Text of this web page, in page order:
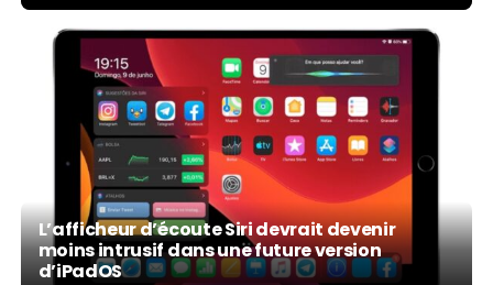
L’afficheur d’écoute Siri devrait devenir
moins intrusif dans une future version
d’iPadOS